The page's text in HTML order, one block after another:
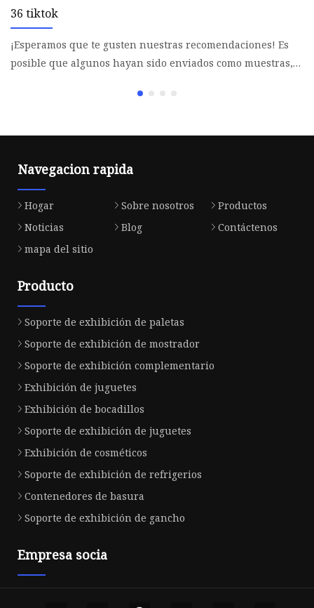
36 tiktok
¡Esperamos que te gusten nuestras recomendaciones! Es
posible que algunos hayan sido enviados como muestras,
Navegacion rapida
Hogar Sobre nosotros
Productos
Noticias
Blog
Contáctenos
mapa del sitio
Producto
Soporte de exhibición de paletas
Soporte de exhibición de mostrador
Soporte de exhibición complementario
Exhibición de juguetes
Exhibición de bocadillos
Soporte de exhibición de juguetes
Exhibición de cosméticos
Soporte de exhibición de refrigerios
Contenedores de basura
Soporte de exhibición de gancho
Empresa socia